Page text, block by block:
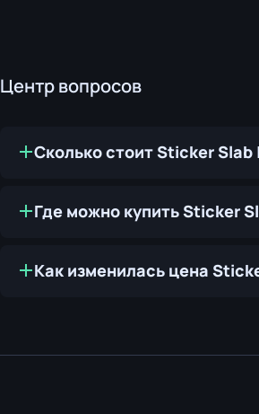
Центр вопросов
Сколько стоит Sticker Slab
Где можно купить Sticker
Как изменилась цена